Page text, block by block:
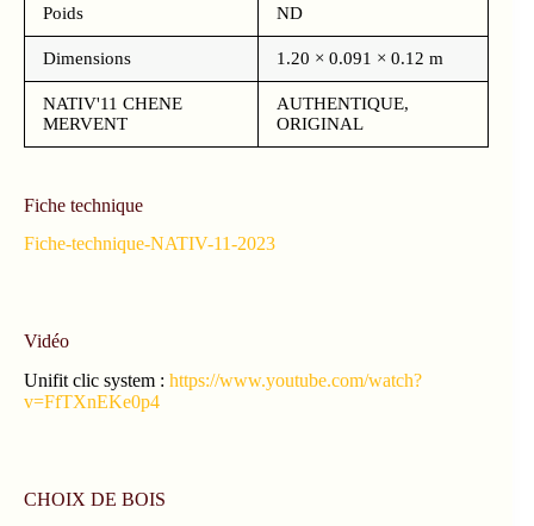
Poids ND
Dimensions 1.20 × 0.091 × 0.12 m
NATIV'11 CHENE
MERVENT
AUTHENTIQUE,
ORIGINAL
Fiche technique
Fiche-technique-NATIV-11-2023
Vidéo
Unifit clic system : https://www.youtube.com/watch?
v=FfTXnEKe0p4
CHOIX DE BOIS